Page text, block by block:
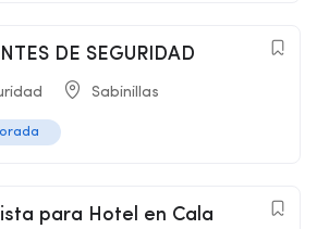
DE SEGURIDAD
Sabinillas
para Hotel en Cala